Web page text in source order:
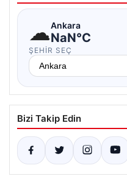
☁Ankara
NaN°C
ŞEHIR SEÇ
Bizi Takip Edin